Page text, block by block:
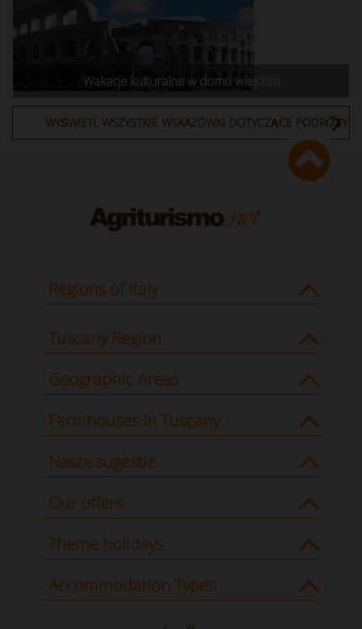
Wakacje kulturalne w domu wiejskim
WYŚWIETL WSZYSTKIE WSKAZÓWKI DOTYCZĄCE PODRÓŻY
Regions of Italy
Tuscany Region
Geographic Areas
Farmhouses in Tuscany
Nasze sugestie
Our offers
Theme holidays
Accommodation Types